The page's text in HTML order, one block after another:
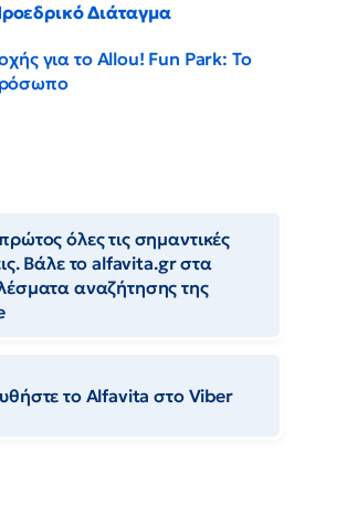
Διάταγμα
για το Allou! Fun Park: Το
όλες τις σημαντικές
Βάλε το alfavita.gr στα
αναζήτησης της
το Αlfavita στο Viber